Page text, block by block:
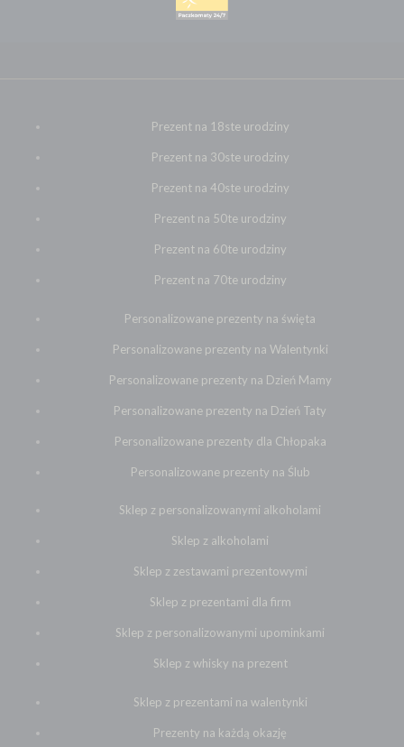
Prezent na 18ste urodziny
Prezent na 30ste urodziny
Prezent na 40ste urodziny
Prezent na 50te urodziny
Prezent na 60te urodziny
Prezent na 70te urodziny
Personalizowane prezenty na święta
Personalizowane prezenty na Walentynki
Personalizowane prezenty na Dzień Mamy
Personalizowane prezenty na Dzień Taty
Personalizowane prezenty dla Chłopaka
Personalizowane prezenty na Ślub
Sklep z personalizowanymi alkoholami
Sklep z alkoholami
Sklep z zestawami prezentowymi
Sklep z prezentami dla firm
Sklep z personalizowanymi upominkami
Sklep z whisky na prezent
Sklep z prezentami na walentynki
Prezenty na każdą okazję